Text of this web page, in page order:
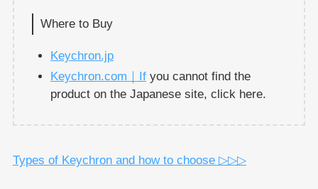
Where to Buy
Keychron.jp
Keychron.com｜Ifyou cannot find the
product on the Japanese site, click here.
Types of Keychron and how to choose ▷▷▷